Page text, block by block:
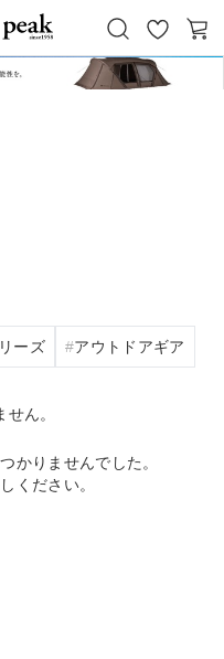
お
気
カ
ーズ アウトドアギア
ん。
かりませんでした。
ください。